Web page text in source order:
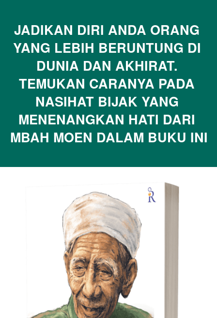
JADIKAN DIRI ANDA ORANG
YANG LEBIH BERUNTUNG DI
DUNIA DAN AKHIRAT.
TEMUKAN CARANYA PADA
NASIHAT BIJAK YANG
MENENANGKAN HATI DARI
MBAH MOEN DALAM BUKU INI